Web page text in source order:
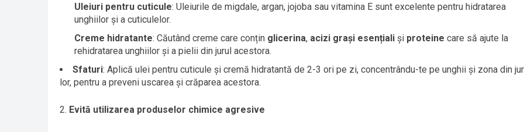
Uleiuri pentru cuticule: Uleiurile de migdale, argan, jojoba sau vitamina E sunt excelente pentru hidratarea
unghiilor și a cuticulelor.
Creme hidratante: Căutând creme care conțin glicerina, acizi grași esențiali și proteine care să ajute la
rehidratarea unghiilor și a pielii din jurul acestora.
Sfaturi: Aplică ulei pentru cuticule și cremă hidratantă de 2-3 ori pe zi, concentrându-te pe unghii și zona din
lor, pentru a preveni uscarea și crăparea acestora.
Evită utilizarea produselor chimice agresive